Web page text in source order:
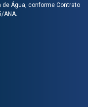
Água, conforme Contrato
ANA.